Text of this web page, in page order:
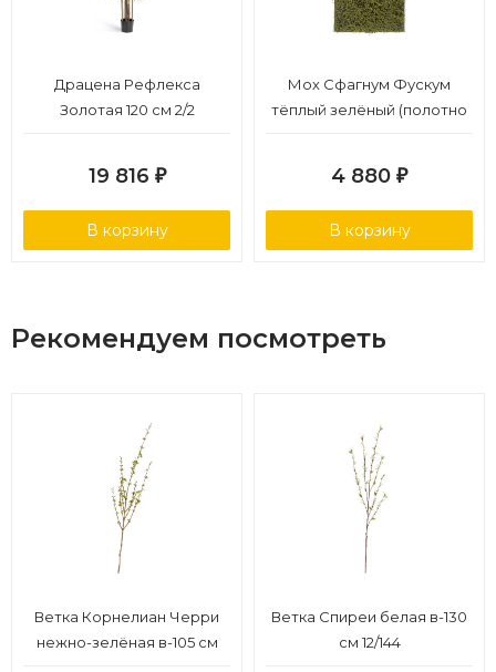
Драцена Рефлекса
Золотая 120 см 2/2
19 816 ₽
В корзину
Мох Сфагнум Фускум
тёплый зелёный (полотно
4 880 ₽
В корзину
Рекомендуем посмотреть
Ветка Корнелиан Черри
нежно-зелёная в-105 см
Ветка Спиреи белая в-130
см 12/144